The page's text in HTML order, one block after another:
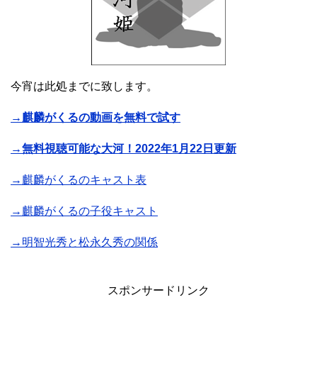
今宵は此処までに致します。
→麒麟がくるの動画を無料で試す
→無料視聴可能な大河！2022年1月22日更新
→麒麟がくるのキャスト表
→麒麟がくるの子役キャスト
→明智光秀と松永久秀の関係
スポンサードリンク